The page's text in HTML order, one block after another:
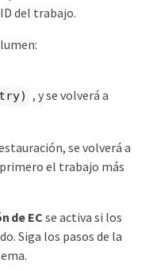
del trabajo.
, y se volverá a
se volverá a
el trabajo más
de ECse activa si los
Siga los pasos de la